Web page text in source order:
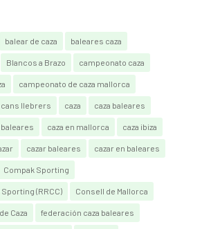
balear de caza baleares caza
Blancos a Brazo campeonato caza
campeonato de caza mallorca
cans llebrers caza caza baleares
baleares caza en mallorca caza ibiza
cazar baleares cazar en baleares
Compak Sporting
(RRCC) Consell de Mallorca
Caza federación caza baleares